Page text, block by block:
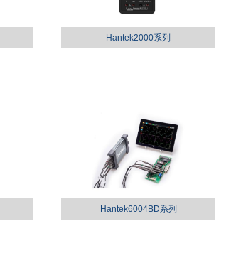
Hantek2000系列
Hantek6004BD系列